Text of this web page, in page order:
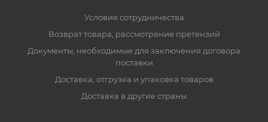
Условия сотрудничества
Возврат товара, рассмотрение претензий
Документы, необходимые для заключения договора
поставки
Доставка, отгрузка и упаковка товаров
Доставка в другие страны